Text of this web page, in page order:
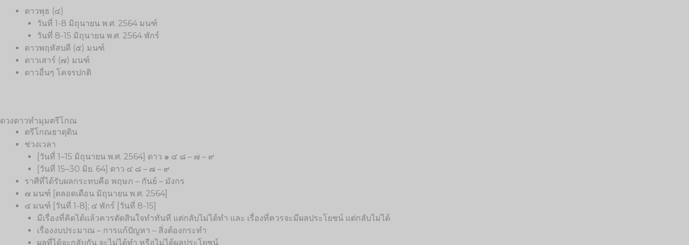
ดาวพุธ (๔)
วันที่ 1-8 มิถุนายน พ.ศ. 2564 มนฑ์
วันที่ 8-15 มิถุนายน พ.ศ. 2564 พักร์
ดาวพฤหัสบดี (๕) มนฑ์
ดาวเสาร์ (๗) มนฑ์
ดาวอื่นๆ โคจรปกติ
ดวงดาวทำมุมตรีโกณ
ตรีโกณธาตุดิน
ช่วงเวลา
[วันที่ 1–15 มิถุนายน พ.ศ. 2564] ดาว ๑ ๔ ๘ – ๗ – ๙
[วันที่ 15–30 มิย. 64] ดาว ๔ ๘ – ๗ – ๙
ราศีที่ได้รับผลกระทบคือ พฤษภ – กันย์ – มังกร
๗ มนฑ์ [ตลอดเดือน มิถุนายน พ.ศ. 2564]
๔ มนฑ์ [วันที่ 1-8]; ๔ พักร์ [วันที่ 8-15]
มีเรื่องที่คิดได้แล้วควรตัดสินใจทำทันที แต่กลับไม่ได้ทำ และ เรื่องที่ควรจะมีผลประโยชน์ แต่กลับไม่ได้
เรื่องงบประมาณ – การแก้ปัญหา – สิ่งต้องกระทำ
ผลที่ได้จะกลับกัน จะไม่ได้ทำ หรือไม่ได้ผลประโยชน์